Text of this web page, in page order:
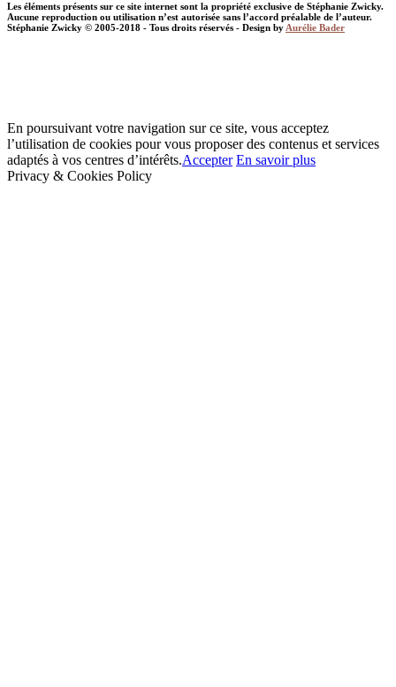
Les éléments présents sur ce site internet sont la propriété exclusive de Stéphanie Zwicky.
Aucune reproduction ou utilisation n’est autorisée sans l’accord préalable de l’auteur.
Stéphanie Zwicky © 2005-2018 - Tous droits réservés - Design by Aurélie Bader
En poursuivant votre navigation sur ce site, vous acceptez
l’utilisation de cookies pour vous proposer des contenus et services
adaptés à vos centres d’intérêts.Accepter En savoir plus
Privacy & Cookies Policy